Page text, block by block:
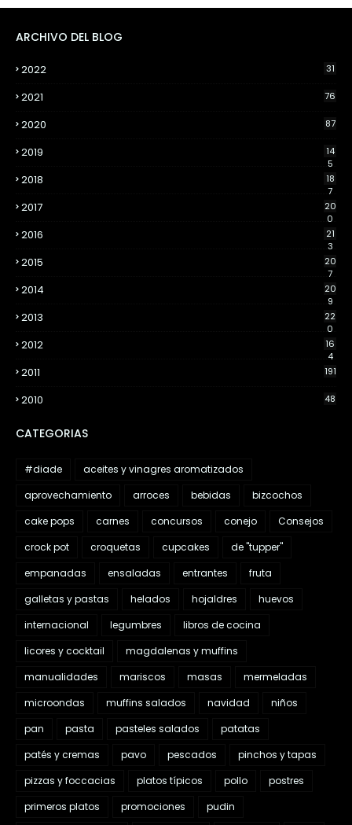
ARCHIVO DEL BLOG
2022 31
2021 76
2020 87
2019
14
5
2018
18
7
2017
20
0
2016
21
3
2015
20
7
2014
20
9
2013
22
0
2012
16
4
2011 191
2010 48
CATEGORIAS
#diade
aceites y vinagres aromatizados
aprovechamiento
arroces bebidas
bizcochos
cake pops
carnes concursos conejo
Consejos
crock pot
croquetas cupcakes
de "tupper"
empanadas
ensaladas entrantes
fruta
galletas y pastas
helados hojaldres
huevos
internacional
legumbres
libros de cocina
licores y cocktail
magdalenas y muffins
manualidades
mariscos masas
mermeladas
microondas
muffins salados navidad
niños
pan
pasta pasteles salados
patatas
patés y cremas
pavo pescados
pinchos y tapas
pizzas y foccacias
platos típicos pollo
postres
primeros platos
promociones
pudin